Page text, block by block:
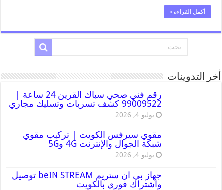
أكمل القراءة »
أخر التدوينات
رقم فني صحي سباك القرين 24 ساعة |
99009522 كشف تسربات وتسليك مجاري
يوليو 4, 2026
مقوي سيرفس الكويت | تركيب مقوي
شبكة الجوال والإنترنت 4G و5G
يوليو 4, 2026
جهاز بي ان ستريم beIN STREAM توصيل
واشتراك فوري بالكويت